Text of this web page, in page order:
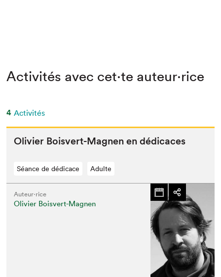
Activités avec cet·te auteur·rice
4 Activités
Olivi­er Boisvert-Mag­nen en dédicaces
Séance de dédicace Adulte
Auteur·rice
Olivier Boisvert-Magnen